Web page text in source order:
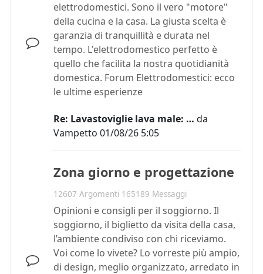
elettrodomestici. Sono il vero "motore"
della cucina e la casa. La giusta scelta è
garanzia di tranquillità e durata nel
tempo. L'elettrodomestico perfetto è
quello che facilita la nostra quotidianità
domestica. Forum Elettrodomestici: ecco
le ultime esperienze
Re: Lavastoviglie lava male: … da
Vampetto 01/08/26 5:05
Zona giorno e progettazione
12607 Argomenti 165189 Messaggi
Opinioni e consigli per il soggiorno. Il
soggiorno, il biglietto da visita della casa,
l’ambiente condiviso con chi riceviamo.
Voi come lo vivete? Lo vorreste più ampio,
di design, meglio organizzato, arredato in